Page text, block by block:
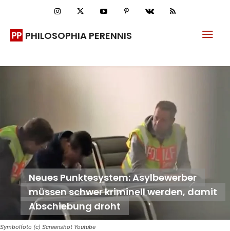
PHILOSOPHIA PERENNIS
Symbolfoto (c) Screenshot Youtube
Neues Punktesystem: Asylbewerber
müssen schwer kriminell werden, damit
Abschiebung droht